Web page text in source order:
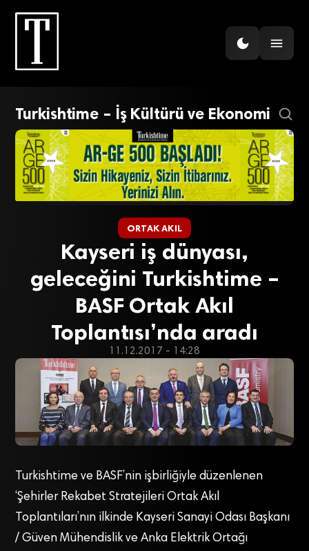
Turkishtime – İş Kültürü ve Ekonomi
ORTAK AKIL
Kayseri iş dünyası,
geleceğini Turkishtime –
BASF Ortak Akıl
Toplantısı’nda aradı
11.12.2017 - 14:28
Turkishtime ve BASF’nin işbirliğiyle düzenlenen
‘Şehirler Rekabet Stratejileri Ortak Akıl
Toplantıları’nın ilkinde Kayseri Sanayi Odası Başkanı
/ Güven Mühendislik ve Anka Elektrik Ortağı